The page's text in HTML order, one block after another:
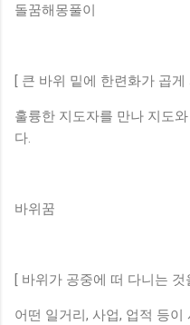
돌꿈해몽풀이
[ 큰 바위 밑에 한련화가 곱
훌륭한 지도자를 만나 지도
다.
바위꿈
[ 바위가 공중에 떠 다니는
어떤 일거리, 사업, 업적 등